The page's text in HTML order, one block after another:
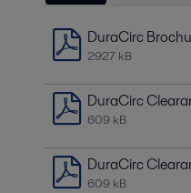
DuraCirc
2927 kB
DuraCirc
609 kB
DuraCirc
609 kB